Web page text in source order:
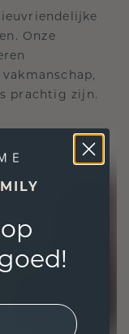
Onze
prachtig zijn.